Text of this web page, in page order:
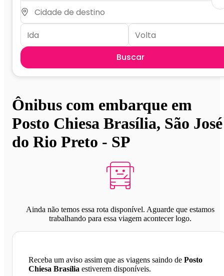
Buscar
Ônibus com embarque em
Posto Chiesa Brasília, São José
do Rio Preto - SP
Ainda não temos essa rota disponível. Aguarde que estamos
trabalhando para essa viagem acontecer logo.
Receba um aviso assim que as viagens saindo de Posto
Chiesa Brasília estiverem disponíveis.